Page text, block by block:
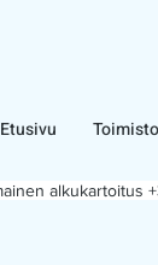
Etusivu
alkukartoitus